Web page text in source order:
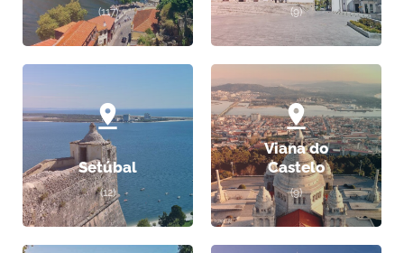
(117) (9)
Setúbal
(12)
Viana do
Castelo
(9)